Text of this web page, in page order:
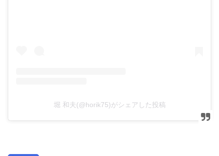
堀 和夫(@horik75)がシェアした投稿